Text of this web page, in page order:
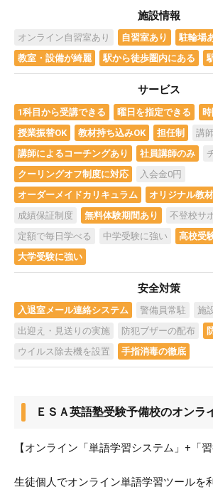
施設情報
オンライン自習室あり 自習室あり
駐輪場
教室・設備が綺麗
駅から徒歩圏内にある
サービス
1科目から受講できる 曜日を指定できる
授業振替OK
教材持ち込みOK 担任制
講
講師によるコーチングあり
社員講師のみ
クーリングオフ制度に対応
入会金0円
オーダーメイドカリキュラム
オリジナル教材
成績保証制度
無料体験期間あり
不登校サ
定額で毎日学べる
中学受験に強い
高校受
大学受験に強い
安全対策
入退室メール連絡システム 警備員常駐
施
出迎え・見送りの実施
防犯ブザーの配布
ウイルス除去機を設置
手指消毒の徹底
ＥＳＡ英語塾受験予備校のオンラ
【オンライン「単語学習システム」+「
生徒個人でオンライン単語学習ツールを